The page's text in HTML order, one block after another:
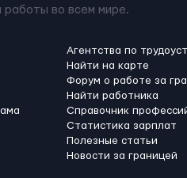
работы во всем мире.
Агентства по
Найти на карте
Форум о работе за
Найти работника
Справочник
Статистика зарплат
Полезные статьи
Новости за границей